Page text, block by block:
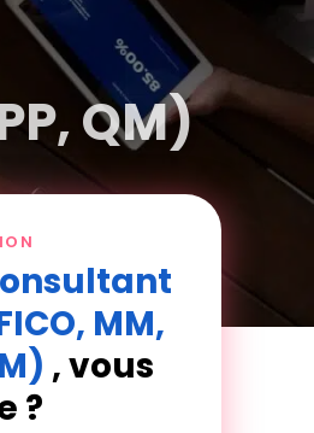
QM)
MM,
, vous
?